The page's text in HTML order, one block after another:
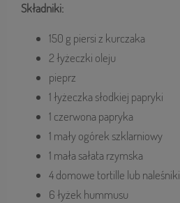
Składniki:
150 g piersi z kurczaka
2 łyżeczki oleju
pieprz
1 łyżeczka słodkiej papryki
1 czerwona papryka
1 mały ogórek szklarniowy
1 mała sałata rzymska
4 domowe tortille lub naleśniki
6 łyżek hummusu